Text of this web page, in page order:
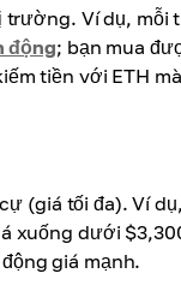
trường. Ví dụ, mỗi
động; bạn mua
tiền với ETH mà
(giá tối đa). Ví
xuống dưới
giá mạnh.